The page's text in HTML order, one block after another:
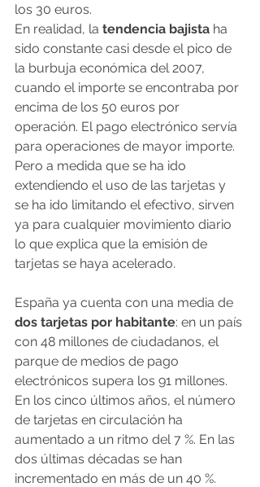
los 30 euros.
En realidad, la tendencia bajista ha
sido constante casi desde el pico de
la burbuja económica del 2007,
cuando el importe se encontraba por
encima de los 50 euros por
operación. El pago electrónico servía
para operaciones de mayor importe.
Pero a medida que se ha ido
extendiendo el uso de las tarjetas y
se ha ido limitando el efectivo, sirven
ya para cualquier movimiento diario
lo que explica que la emisión de
tarjetas se haya acelerado.
España ya cuenta con una media de
dos tarjetas por habitante: en un país
con 48 millones de ciudadanos, el
parque de medios de pago
electrónicos supera los 91 millones.
En los cinco últimos años, el número
de tarjetas en circulación ha
aumentado a un ritmo del 7 %. En las
dos últimas décadas se han
incrementado en más de un 40 %.